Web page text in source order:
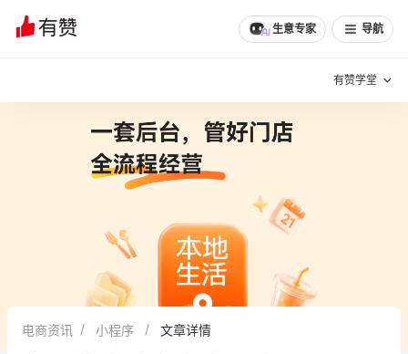
生意专家 导航
有赞学堂
增长方法
有赞专家说
新零售最佳实践
面对面聊增长
电商资讯 小程序 文章详情